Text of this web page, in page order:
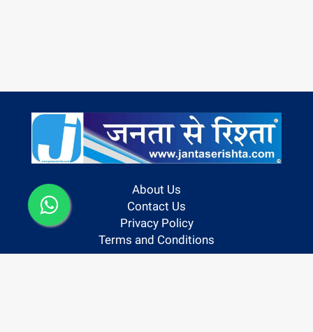
About Us
Contact Us
Privacy Policy
Terms and Conditions